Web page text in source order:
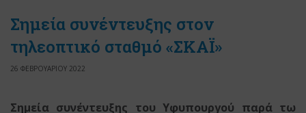
Σημεία συνέντευξης στον
τηλεοπτικό σταθμό «ΣΚΑΪ»
26 ΦΕΒΡΟΥΑΡΙΟΥ 2022
Σημεία συνέντευξης του Υφυπουργού παρά τω